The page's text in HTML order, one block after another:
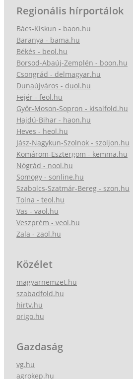
Regionális hírportálok
Bács-Kiskun - baon.hu
Baranya - bama.hu
Békés - beol.hu
Borsod-Abaúj-Zemplén - boon.hu
Csongrád - delmagyar.hu
Dunaújváros - duol.hu
Fejér - feol.hu
Győr-Moson-Sopron - kisalfold.hu
Hajdú-Bihar - haon.hu
Heves - heol.hu
Jász-Nagykun-Szolnok - szoljon.hu
Komárom-Esztergom - kemma.hu
Nógrád - nool.hu
Somogy - sonline.hu
Szabolcs-Szatmár-Bereg - szon.hu
Tolna - teol.hu
Vas - vaol.hu
Veszprém - veol.hu
Zala - zaol.hu
Közélet
magyarnemzet.hu
szabadfold.hu
hirtv.hu
origo.hu
Gazdaság
vg.hu
agrokep.hu